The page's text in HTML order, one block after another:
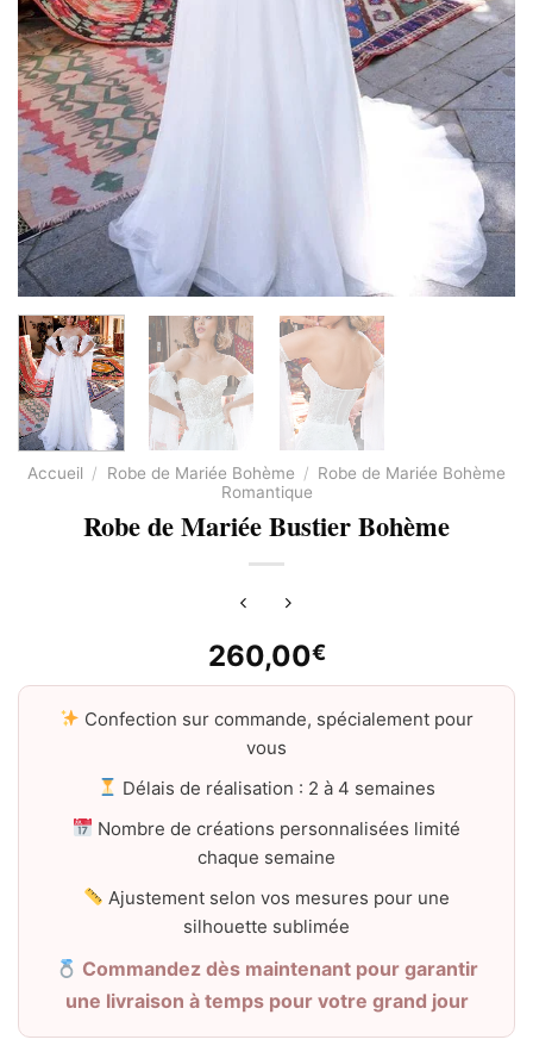
Accueil / Robe de Mariée Bohème / Robe de Mariée Bohème
Romantique
Robe de Mariée Bustier Bohème
260,00€
Confection sur commande, spécialement pour
vous
Délais de réalisation : 2 à 4 semaines
Nombre de créations personnalisées limité
chaque semaine
Ajustement selon vos mesures pour une
silhouette sublimée
Commandez dès maintenant pour garantir
une livraison à temps pour votre grand jour